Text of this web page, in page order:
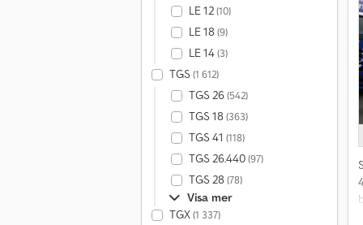
LE 12(10)
LE 18 (9)
LE 14(3)
TGS (1 612)
TGS 26(542)
TGS 18 (363)
TGS 41 (118)
TGS 26.440(97)
TGS 28 (78)
Visa mer
TGX(1 337)